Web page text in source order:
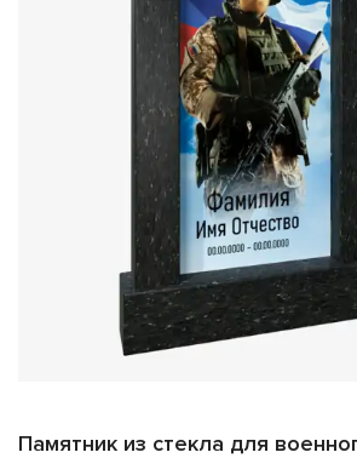
Памятник из стекла для